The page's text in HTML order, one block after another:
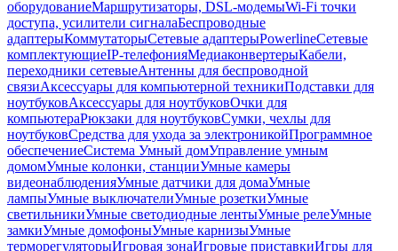
оборудованиеМаршрутизаторы, DSL-модемыWi-Fi точки
доступа, усилители сигналаБеспроводные
адаптерыКоммутаторыСетевые адаптерыPowerlineСетевые
комплектующиеIP-телефонияМедиаконвертерыКабели,
переходники сетевыеАнтенны для беспроводной
связиАксессуары для компьютерной техникиПодставки для
ноутбуковАксессуары для ноутбуковОчки для
компьютераРюкзаки для ноутбуковСумки, чехлы для
ноутбуковСредства для ухода за электроникойПрограммное
обеспечениеСистема Умный домУправление умным
домомУмные колонки, станцииУмные камеры
видеонаблюденияУмные датчики для домаУмные
лампыУмные выключателиУмные розеткиУмные
светильникиУмные светодиодные лентыУмные релеУмные
замкиУмные домофоныУмные карнизыУмные
терморегуляторыИгровая зонаИгровые приставкиИгры для